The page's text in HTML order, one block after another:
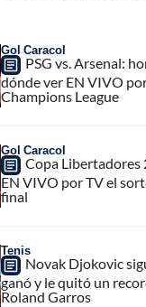
Gol Caracol
PSG vs. Arsenal:
dónde ver EN VIVO
Champions League
Gol Caracol
Copa Libertadores
EN VIVO por TV el
final
Tenis
Novak Djokovic
ganó y le quitó un
Roland Garros